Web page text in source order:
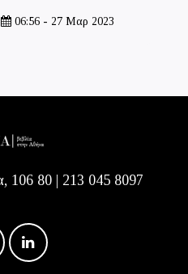
06:56 - 27 Μαρ 2023
106 80 | 213 045 8097